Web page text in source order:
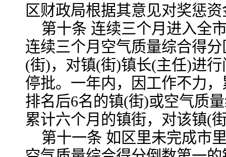
区财政局根据其意见对奖惩
第十条 连续三个月进入全
连续三个月空气质量综合得
(街)，对镇(街)镇长(主任)进
停批。一年内，因工作不力
排名后6名的镇(街)或空气质
累计六个月的镇街，对该镇(
第十一条 如区里未完成市